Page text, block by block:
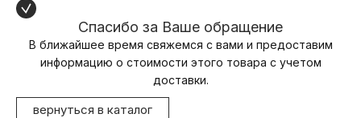
Спасибо за Ваше обращение
В ближайшее время свяжемся с вами и предоставим
информацию о стоимости этого товара с учетом
доставки.
вернуться в каталог